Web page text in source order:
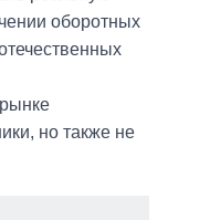
оборотных
но также не